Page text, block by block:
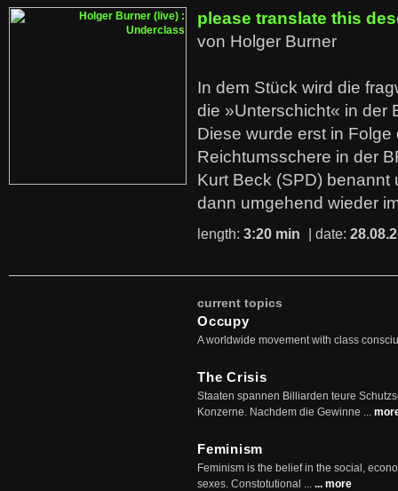
please translate this
von Holger Burner
In dem Stück wird die
die »Unterschicht« in der
Diese wurde erst in
Reichtumsschere in der
Kurt Beck (SPD)
dann umgehend wieder
length: 3:20 min | date:
current topics
Occupy
A worldwide movement with class
The Crisis
Staaten spannen Billiarden teure
Konzerne. Nachdem die Gewinne ...
Feminism
Feminism is the belief in the social,
sexes. Constotutional ... ... more